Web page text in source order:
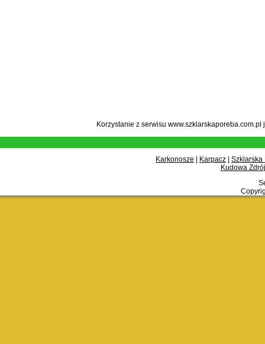
Korzystanie z serwisu
Karkonosze Karpacz
Szklarska
Kudowa